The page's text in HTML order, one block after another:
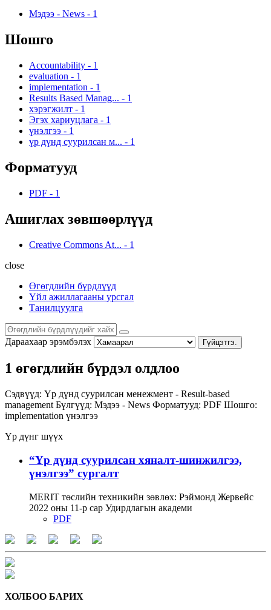
Мэдээ - News - 1
Шошго
Accountability - 1
evaluation - 1
implementation - 1
Results Based Manag... - 1
хэрэгжилт - 1
Эгэх хариуцлага - 1
үнэлгээ - 1
үр дүнд суурилсан м... - 1
Форматууд
PDF - 1
Ашиглах зөвшөөрлүүд
Creative Commons At... - 1
close
Өгөгдлийн бүрдлүүд
Үйл ажиллагааны урсгал
Танилцуулга
Дараахаар эрэмбэлэх Гүйцэтгэ.
1 өгөгдлийн бүрдэл олдлоо
Сэдвүүд: Үр дүнд суурилсан менежмент - Result-based
management Бүлгүүд: Мэдээ - News Форматууд: PDF Шошго:
implementation үнэлгээ
Үр дүнг шүүх
“Үр дүнд суурилсан хяналт-шинжилгээ,
үнэлгээ” сургалт
MERIT төслийн техникийн зөвлөх: Рэймонд Жервейс
2022 оны 11-р сар Удирдлагын академи
PDF
ХОЛБОО БАРИХ